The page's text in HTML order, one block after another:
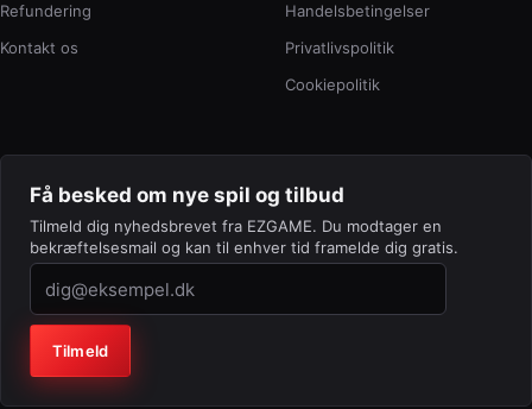
Refundering
Kontakt os
Handelsbetingelser
Privatlivspolitik
Cookiepolitik
Få besked om nye spil og tilbud
Tilmeld dig nyhedsbrevet fra EZGAME. Du modtager en
bekræftelsesmail og kan til enhver tid framelde dig gratis.
Virksomhed (lad feltet stå tomt)
Tilmeld